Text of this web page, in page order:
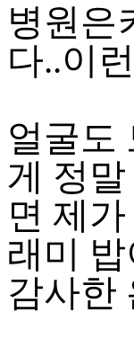
병원은
다..이
얼굴도
게 정
면 제
래미
감사한